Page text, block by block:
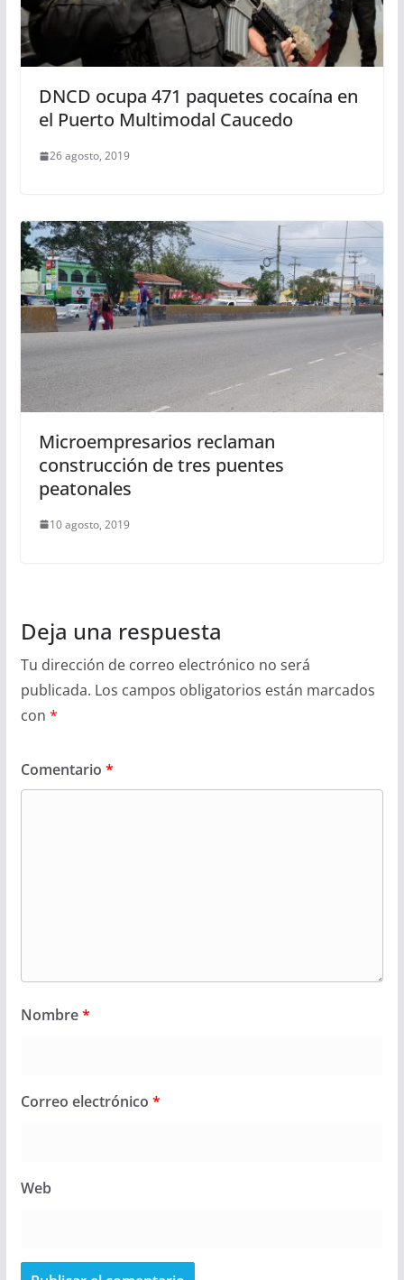
DNCD ocupa 471 paquetes cocaína en
el Puerto Multimodal Caucedo
26 agosto, 2019
Microempresarios reclaman
construcción de tres puentes
peatonales
10 agosto, 2019
Deja una respuesta
Tu dirección de correo electrónico no será
publicada. Los campos obligatorios están marcados
con *
Comentario *
Nombre*
Correo electrónico *
Web